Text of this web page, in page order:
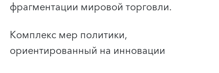
фрагментации мировой торговли.
Комплекс мер политики,
ориентированный на инновации